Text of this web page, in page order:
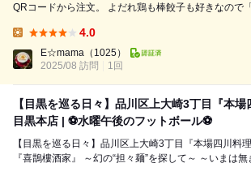
QRコードから注文。 よだれ鶏も棒餃子も好きなので「龍門セット」にし
と大盛りしかタグがなかったので、店員さんに口頭で
した。 注文後、すぐにザーサイと甘酢もやしを持ってきてくれました。
辛いもの食べる時は甘酢野菜があると、お...
4.0
E☆mama （1025）
2025/08 訪問
1回
【目黒を巡る日々】品川区上大崎3丁目『本場
目黒本店 | ⚽水曜午後のフットボール⚽
【目黒を巡る日々】品川区上大崎3丁目『本場四川料
『喜鵲樓酒家』 ～幻の“担々麺”を探して～ ～いまは無き天王洲『喜鵲樓